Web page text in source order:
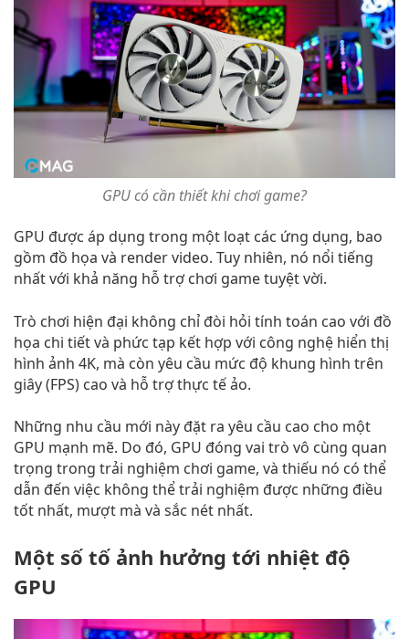
GPU có cần thiết khi chơi game?
GPU được áp dụng trong một loạt các ứng dụng, bao
gồm đồ họa và render video. Tuy nhiên, nó nổi tiếng
nhất với khả năng hỗ trợ chơi game tuyệt vời.
Trò chơi hiện đại không chỉ đòi hỏi tính toán cao với đồ
họa chi tiết và phức tạp kết hợp với công nghệ hiển thị
hình ảnh 4K, mà còn yêu cầu mức độ khung hình trên
giây (FPS) cao và hỗ trợ thực tế ảo.
Những nhu cầu mới này đặt ra yêu cầu cao cho một
GPU mạnh mẽ. Do đó, GPU đóng vai trò vô cùng quan
trọng trong trải nghiệm chơi game, và thiếu nó có thể
dẫn đến việc không thể trải nghiệm được những điều
tốt nhất, mượt mà và sắc nét nhất.
Một số tố ảnh hưởng tới nhiệt độ
GPU